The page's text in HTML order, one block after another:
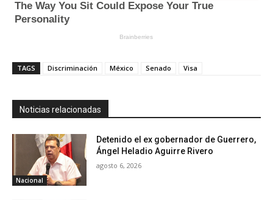
TAGS Discriminación México Senado Visa
Noticias relacionadas
Nacional
Detenido el ex gobernador de Guerrero,
Ángel Heladio Aguirre Rivero
agosto 6, 2026